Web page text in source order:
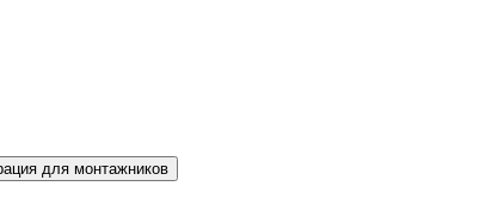
Регистрация для монтажников